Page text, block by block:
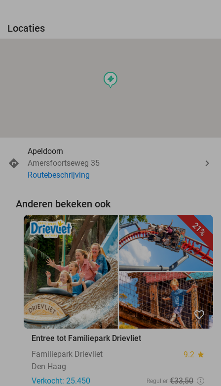
Locaties
events
Apeldoorn
Amersfoortseweg 35
Routebeschrijving
Anderen bekeken ook
21%
favorite_border
Entree tot Familiepark Drievliet
Familiepark Drievliet
9.2 star
Den Haag
Verkocht: 25.450
Regulier €33,50